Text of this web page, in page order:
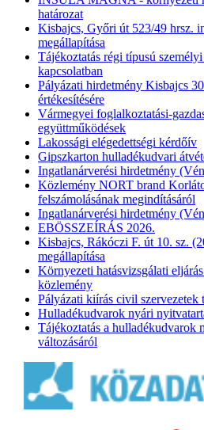
határozat
Kisbajcs, Győri út 523/49 hrsz.
megállapítása
Tájékoztatás régi típusú
kapcsolatban
Pályázati hirdetmény Kisbajcs
értékesítésére
Vármegyei foglalkoztatási-
együttműködések
Lakossági elégedettségi kérdőív
Gipszkarton hulladékudvari
Ingatlanárverési hirdetmény
Közlemény NORT brand
felszámolásának megindításáról
Ingatlanárverési hirdetmény
EBÖSSZEÍRÁS 2026.
Kisbajcs, Rákóczi F. út 10. sz.
megállapítása
Környezeti hatásvizsgálati
közlemény
Pályázati kiírás civil szervezetek
Hulladékudvarok nyári
Tájékoztatás a hulladékudvarok
változásáról